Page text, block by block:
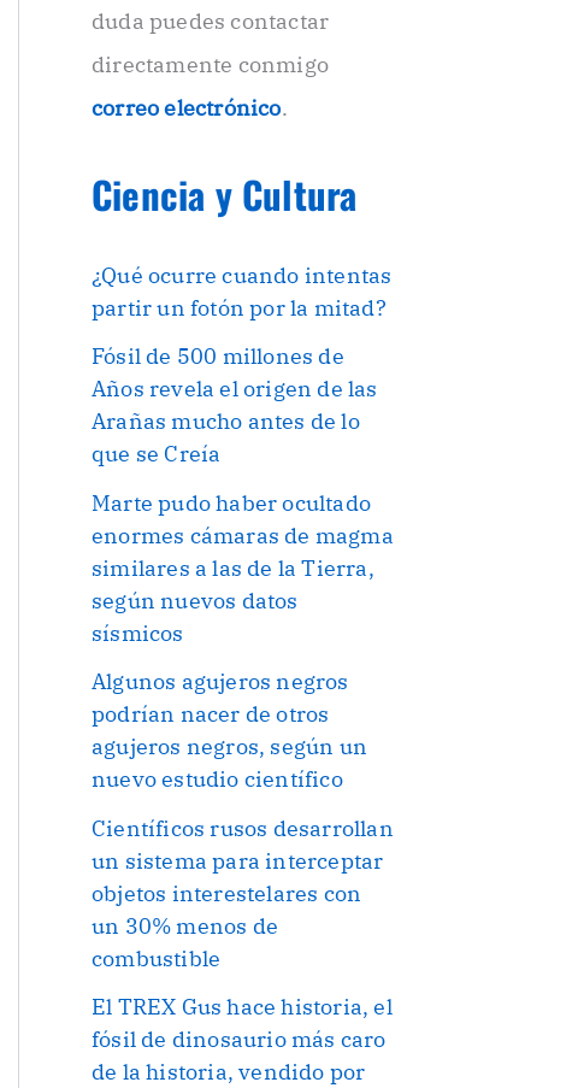
duda puedes contactar
directamente conmigo
correo electrónico.
Ciencia y Cultura
¿Qué ocurre cuando intentas
partir un fotón por la mitad?
Fósil de 500 millones de
Años revela el origen de las
Arañas mucho antes de lo
que se Creía
Marte pudo haber ocultado
enormes cámaras de magma
similares a las de la Tierra,
según nuevos datos
sísmicos
Algunos agujeros negros
podrían nacer de otros
agujeros negros, según un
nuevo estudio científico
Científicos rusos desarrollan
un sistema para interceptar
objetos interestelares con
un 30% menos de
combustible
El TREX Gus hace historia, el
fósil de dinosaurio más caro
de la historia, vendido por